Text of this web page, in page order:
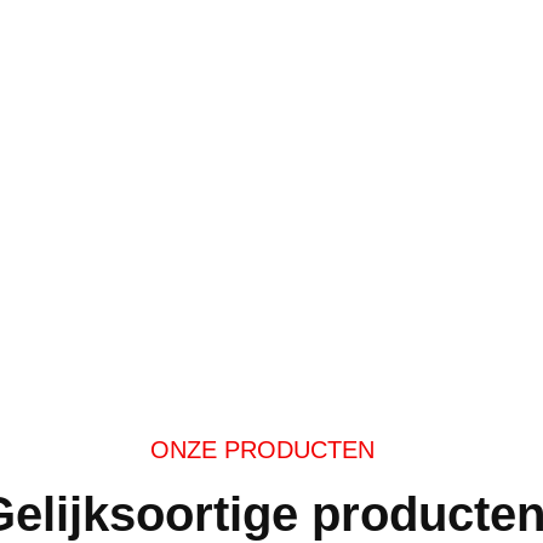
ONZE PRODUCTEN